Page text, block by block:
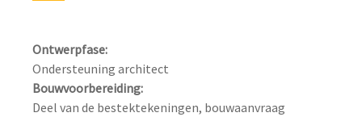
Ontwerpfase:
Bouwvoorbereiding: